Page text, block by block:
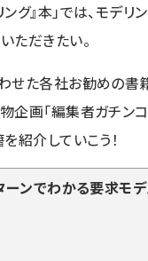
グ』本」では、モデ
ただきたい。
せた各社お勧めの書
画「編集者ガチン
紹介していこう！
ンでわかる要求モデ